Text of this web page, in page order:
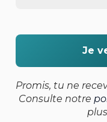
Promis, tu ne
Consulte notre